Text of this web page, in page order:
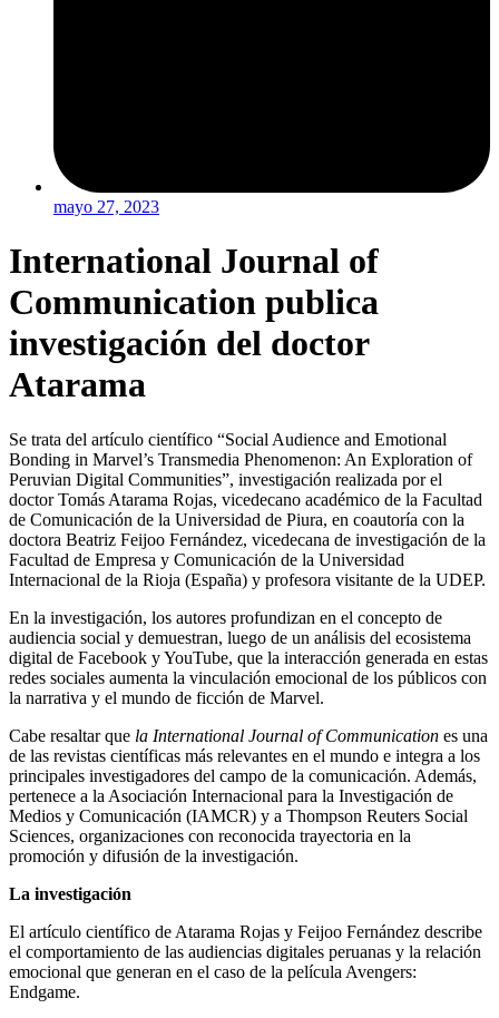
mayo 27, 2023
International Journal of
Communication publica
investigación del doctor
Atarama
Se trata del artículo científico “Social Audience and Emotional
Bonding in Marvel’s Transmedia Phenomenon: An Exploration of
Peruvian Digital Communities”, investigación realizada por el
doctor Tomás Atarama Rojas, vicedecano académico de la Facultad
de Comunicación de la Universidad de Piura, en coautoría con la
doctora Beatriz Feijoo Fernández, vicedecana de investigación de la
Facultad de Empresa y Comunicación de la Universidad
Internacional de la Rioja (España) y profesora visitante de la UDEP.
En la investigación, los autores profundizan en el concepto de
audiencia social y demuestran, luego de un análisis del ecosistema
digital de Facebook y YouTube, que la interacción generada en estas
redes sociales aumenta la vinculación emocional de los públicos con
la narrativa y el mundo de ficción de Marvel.
Cabe resaltar que la International Journal of Communication es una
de las revistas científicas más relevantes en el mundo e integra a los
principales investigadores del campo de la comunicación. Además,
pertenece a la Asociación Internacional para la Investigación de
Medios y Comunicación (IAMCR) y a Thompson Reuters Social
Sciences, organizaciones con reconocida trayectoria en la
promoción y difusión de la investigación.
La investigación
El artículo científico de Atarama Rojas y Feijoo Fernández describe
el comportamiento de las audiencias digitales peruanas y la relación
emocional que generan en el caso de la película Avengers:
Endgame.